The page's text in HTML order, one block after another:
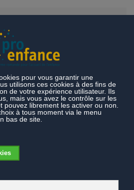
particulières
"Eveil esthétique et
le plus jeune âge" en 2019,
associer la Suisse romande à
des arts de Berne HKB et le